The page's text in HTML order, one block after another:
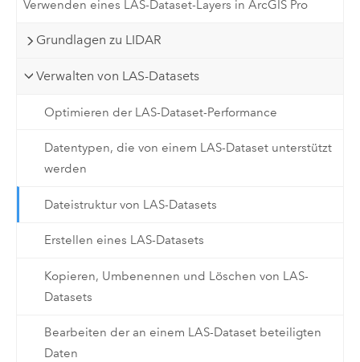
Verwenden eines LAS-Dataset-Layers in ArcGIS Pro
Grundlagen zu LIDAR
Verwalten von LAS-Datasets
Optimieren der LAS-Dataset-Performance
Datentypen, die von einem LAS-Dataset unterstützt
werden
Dateistruktur von LAS-Datasets
Erstellen eines LAS-Datasets
Kopieren, Umbenennen und Löschen von LAS-
Datasets
Bearbeiten der an einem LAS-Dataset beteiligten
Daten